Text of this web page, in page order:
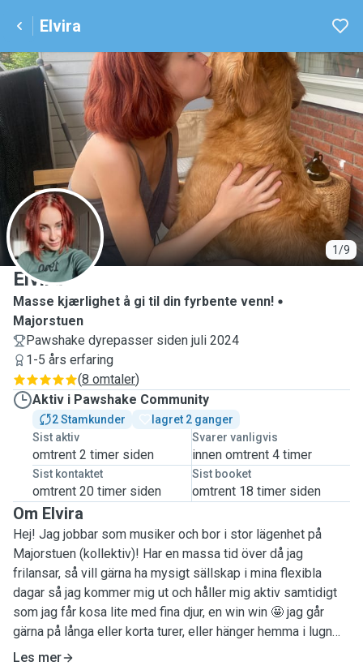
Elvira
1/9
E
Elvira
Masse kjærlighet å gi til din fyrbente venn!
Majorstuen
Pawshake dyrepasser siden juli 2024
1-5 års erfaring
(8 omtaler)
Aktiv i Pawshake Community
2 Stamkunder
lagret 2 ganger
Sist aktiv
omtrent 2 timer siden
Svarer vanligvis
innen omtrent 4 timer
Sist kontaktet
omtrent 20 timer siden
Sist booket
omtrent 18 timer siden
Om Elvira
Hej! Jag jobbar som musiker och bor i stor lägenhet på
Majorstuen (kollektiv)! Har en massa tid över då jag
frilansar, så vill gärna ha mysigt sällskap i mina flexibla
dagar så jag kommer mig ut och håller mig aktiv samtidigt
som jag får kosa lite med fina djur, en win win 🤩 jag går
gärna på långa eller korta turer, eller hänger hemma i lugn
miljö.
Les mer